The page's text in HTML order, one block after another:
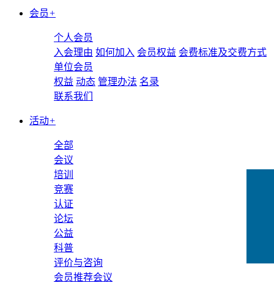
会员+
个人会员
入会理由 如何加入 会员权益 会费标准及交费方式
单位会员
权益 动态 管理办法 名录
联系我们
活动+
全部
会议
培训
竞赛
认证
论坛
公益
科普
评价与咨询
会员推荐会议